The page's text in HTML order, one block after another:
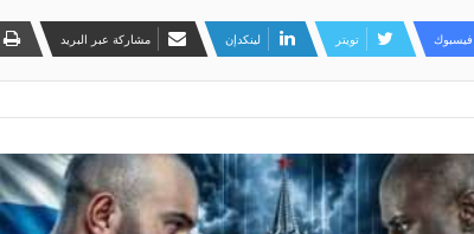
فيسبوك تويتر لينكدإن مشاركة عبر البريد